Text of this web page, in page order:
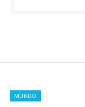
MUNDO